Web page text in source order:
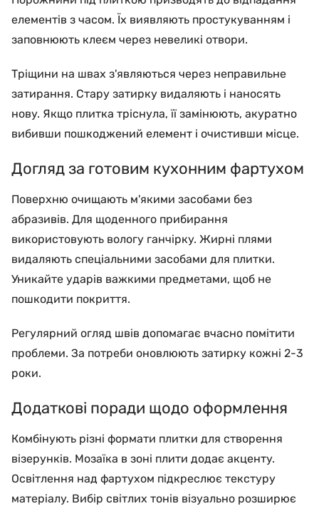
елементів з часом. Їх виявляють простукуванням і
заповнюють клеєм через невеликі отвори.
Тріщини на швах з'являються через неправильне
затирання. Стару затирку видаляють і наносять
нову. Якщо плитка тріснула, її замінюють, акуратно
вибивши пошкоджений елемент і очистивши місце.
Догляд за готовим кухонним фартухом
Поверхню очищають м'якими засобами без
абразивів. Для щоденного прибирання
використовують вологу ганчірку. Жирні плями
видаляють спеціальними засобами для плитки.
Уникайте ударів важкими предметами, щоб не
пошкодити покриття.
Регулярний огляд швів допомагає вчасно помітити
проблеми. За потреби оновлюють затирку кожні 2-3
роки.
Додаткові поради щодо оформлення
Комбінують різні формати плитки для створення
візерунків. Мозаїка в зоні плити додає акценту.
Освітлення над фартухом підкреслює текстуру
матеріалу. Вибір світлих тонів візуально розширює